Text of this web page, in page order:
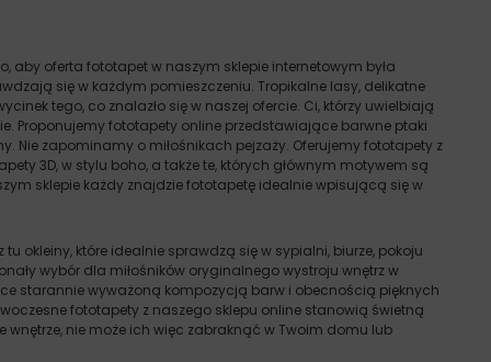
aby oferta fototapet w naszym sklepie internetowym była
się w każdym pomieszczeniu. Tropikalne lasy, delikatne
tego, co znalazło się w naszej ofercie. Ci, którzy uwielbiają
Proponujemy fototapety online przedstawiające barwne ptaki
Nie zapominamy o miłośnikach pejzaży. Oferujemy fototapety z
3D, w stylu boho, a także te, których głównym motywem są
sklepie każdy znajdzie fototapetę idealnie wpisującą się w
okleiny, które idealnie sprawdzą się w sypialni, biurze, pokoju
wybór dla miłośników oryginalnego wystroju wnętrz w
starannie wyważoną kompozycją barw i obecnością pięknych
fototapety z naszego sklepu online stanowią świetną
nie może ich więc zabraknąć w Twoim domu lub